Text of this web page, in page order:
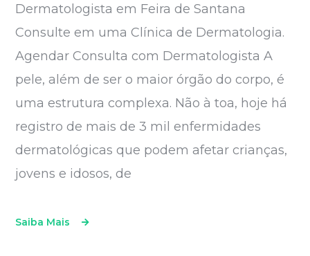
Dermatologista em Feira de Santana
Consulte em uma Clínica de Dermatologia.
Agendar Consulta com Dermatologista A
pele, além de ser o maior órgão do corpo, é
uma estrutura complexa. Não à toa, hoje há
registro de mais de 3 mil enfermidades
dermatológicas que podem afetar crianças,
jovens e idosos, de
Saiba Mais